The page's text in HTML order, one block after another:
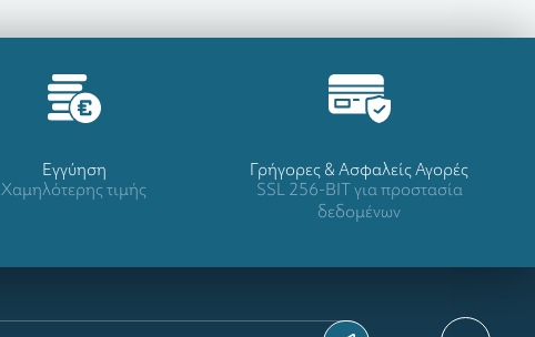
Eγγύηση
Χαμηλότερης τιμής
Γρήγορες & Ασφαλείς Αγορές
SSL 256-BIT για προστασία
δεδομένων